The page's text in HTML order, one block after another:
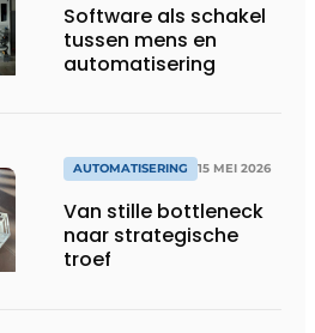
Software als schakel
tussen mens en
automatisering
AUTOMATISERING 15 MEI 2026
Van stille bottleneck
naar strategische
troef